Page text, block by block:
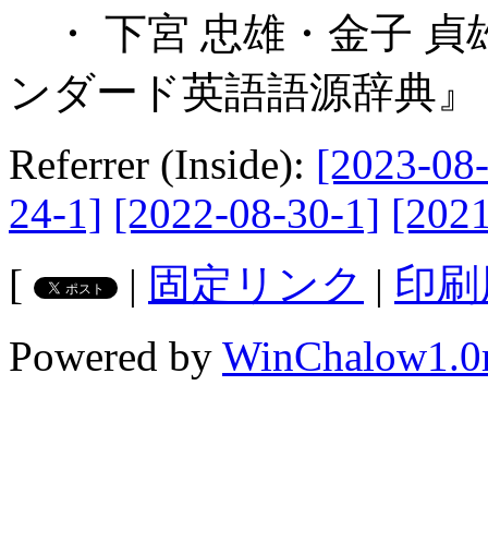
・ 下宮 忠雄・金子
ンダード英語語源辞典
Referrer (Inside): [2023-
24-1] [2022-08-30-1]
[
| 固定リンク | 印
Powered by